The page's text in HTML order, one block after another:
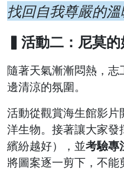
找回自我尊嚴的溫
▍活動二：尼莫
隨著天氣漸漸悶熱，
邊清涼的氛圍。
活動從觀賞海生館影
洋生物。接著讓大家
繽紛越好），並考驗專
將圖案逐一剪下，不能